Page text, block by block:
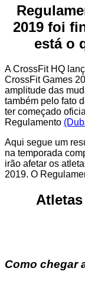
2019 foi
está o
A CrossFit HQ
CrossFit Games
amplitude das
também pelo fato
ter começado
Regulamento
Aqui segue um
na temporada
irão afetar os
2019. O
Como chegar